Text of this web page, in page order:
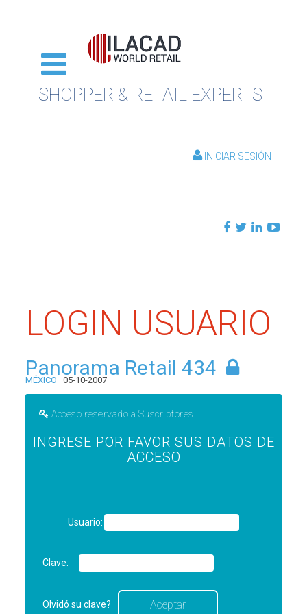
SHOPPER & RETAIL EXPERTS
INICIAR SESIÓN
LOGIN USUARIO
Panorama Retail 434
MÉXICO 05-10-2007
Acceso reservado a Suscriptores
INGRESE POR FAVOR SUS DATOS DE
ACCESO
Usuario:
Clave:
Olvidó su clave?